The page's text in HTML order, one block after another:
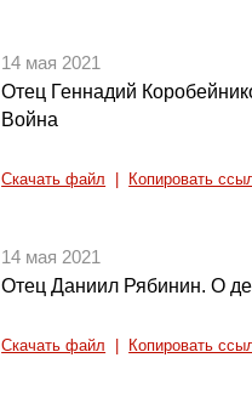
14 мая 2021
Отец Геннадий
Война
Скачать файл Копировать
14 мая 2021
Отец Даниил Рябинин. О
Скачать файл Копировать